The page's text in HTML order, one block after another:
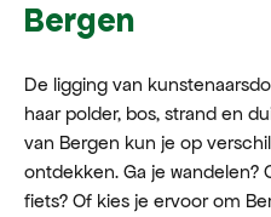
Bergen
De ligging van
haar polder, bos, strand en
van Bergen kun je op
ontdekken. Ga je
fiets? Of kies je ervoor om